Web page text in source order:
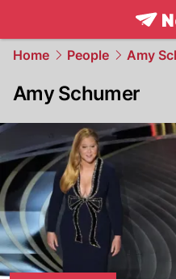
Home People Amy
Amy Schumer